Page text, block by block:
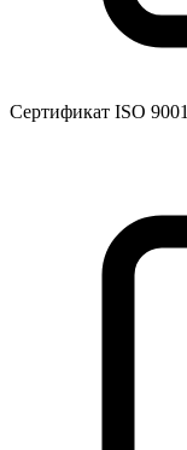
Сертификат ISO 9001